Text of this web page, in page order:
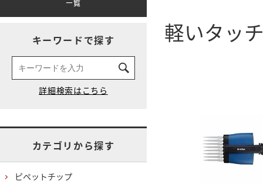
軽いタッ
一覧
キーワードで探す
カテゴリから探す
ピペットチップ